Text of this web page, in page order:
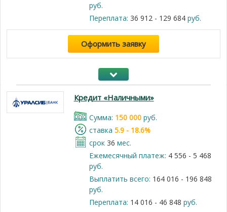
руб.
Переплата: 36 912 - 129 684руб.
Оформить заявку
Кредит «Наличными»
Cумма: 150 000руб.
cтавка 5.9 - 18.6%
срок 36 мес.
Ежемесячный платеж: 4 556 - 5 468
руб.
Выплатить всего: 164 016 - 196 848
руб.
Переплата: 14 016 - 46 848 руб.